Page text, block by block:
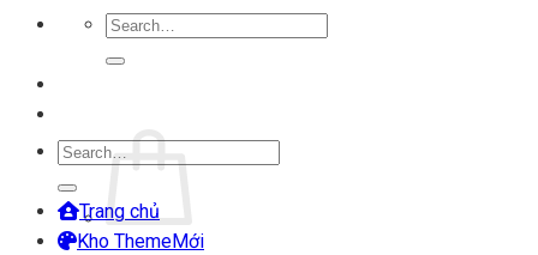
Search
for:
Search
for:
Trang chủ
Kho Theme